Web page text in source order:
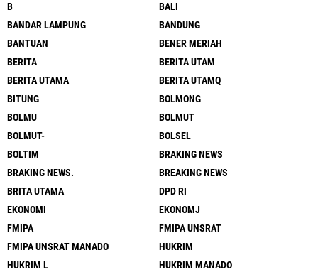
B
BALI
BANDAR LAMPUNG
BANDUNG
BANTUAN
BENER MERIAH
BERITA
BERITA UTAM
BERITA UTAMA
BERITA UTAMQ
BITUNG
BOLMONG
BOLMU
BOLMUT
BOLMUT-
BOLSEL
BOLTIM
BRAKING NEWS
BRAKING NEWS.
BREAKING NEWS
BRITA UTAMA
DPD RI
EKONOMI
EKONOMJ
FMIPA
FMIPA UNSRAT
FMIPA UNSRAT MANADO
HUKRIM
HUKRIM L
HUKRIM MANADO